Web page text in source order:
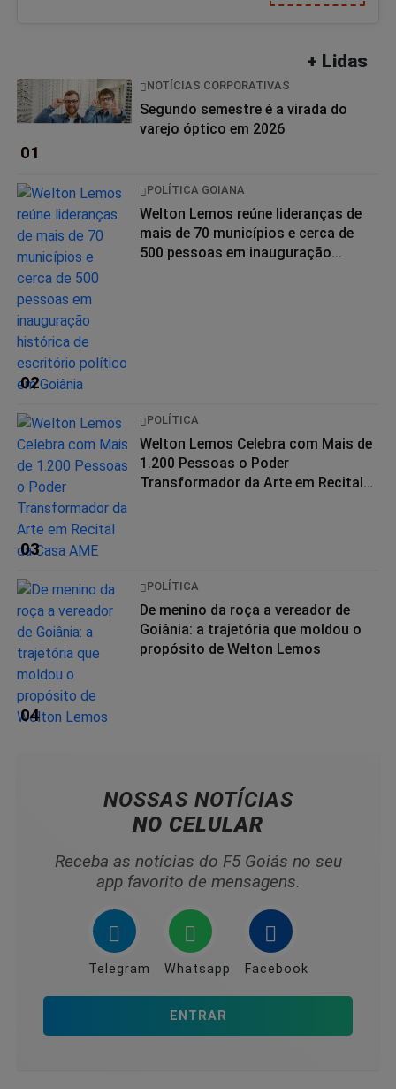
+ Lidas
01
NOTÍCIAS CORPORATIVAS
Segundo semestre é a virada do
varejo óptico em 2026
02
POLÍTICA GOIANA
Welton Lemos reúne lideranças de
mais de 70 municípios e cerca de
500 pessoas em inauguração...
03
POLÍTICA
Welton Lemos Celebra com Mais de
1.200 Pessoas o Poder
Transformador da Arte em Recital
04
POLÍTICA
De menino da roça a vereador de
Goiânia: a trajetória que moldou o
propósito de Welton Lemos
NOSSAS NOTÍCIAS
NO CELULAR
Receba as notícias do F5 Goiás no seu
app favorito de mensagens.
Telegram Whatsapp Facebook
ENTRAR